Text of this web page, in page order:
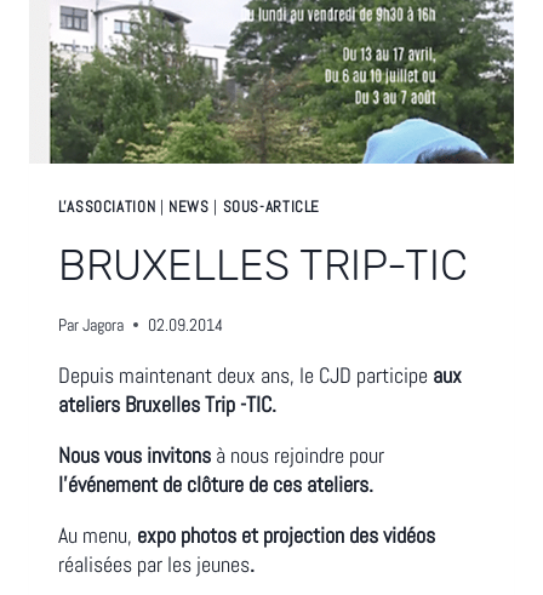
L'ASSOCIATION NEWS SOUS-ARTICLE
BRUXELLES TRIP-TIC
ParJagora 02.09.2014
Depuis maintenant deux ans, le CJD participe aux
ateliers Bruxelles Trip -TIC.
Nous vous invitons à nous rejoindre pour
l’événement de clôture de ces ateliers.
Au menu, expo photos et projection des vidéos
réalisées par les jeunes.